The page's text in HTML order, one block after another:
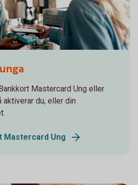
Mastercard Ung eller
du, eller din
Mastercard Ung